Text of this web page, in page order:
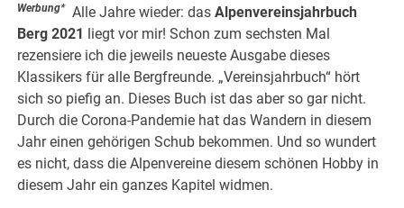
Werbung* Alle Jahre wieder: dasAlpenvereinsjahrbuch
Berg 2021 liegt vor mir! Schon zum sechsten Mal
rezensiere ich die jeweils neueste Ausgabe dieses
Klassikers für alle Bergfreunde. „Vereinsjahrbuch“ hört
sich so piefig an. Dieses Buch ist das aber so gar nicht.
Durch die Corona-Pandemie hat das Wandern in diesem
Jahr einen gehörigen Schub bekommen. Und so wundert
es nicht, dass die Alpenvereine diesem schönen Hobby in
diesem Jahr ein ganzes Kapitel widmen.